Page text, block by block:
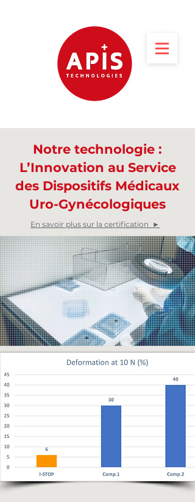
Notre technologie :
L’Innovation au Service
des Dispositifs Médicaux
Uro-Gynécologiques
En savoir plus sur la certification ►